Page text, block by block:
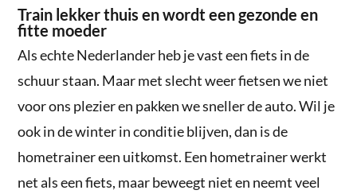
Train lekker thuis en wordt een gezonde en
fitte moeder
Als echte Nederlander heb je vast een fiets in de
schuur staan. Maar met slecht weer fietsen we niet
voor ons plezier en pakken we sneller de auto. Wil je
ook in de winter in conditie blijven, dan is de
hometrainer een uitkomst. Een hometrainer werkt
net als een fiets, maar beweegt niet en neemt veel